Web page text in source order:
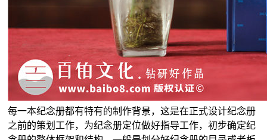
每一本纪念册都有特有的制作背景，这是在正式设计纪念册
之前的策划工作，为纪念册定位做好指导工作，初步确定纪